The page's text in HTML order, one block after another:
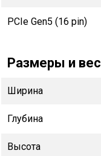
PCIe Gen5 (16 pin)
Размеры и вес
Ширина
Глубина
Высота